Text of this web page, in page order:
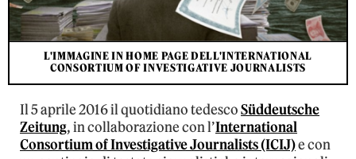
L'IMMAGINE IN HOME PAGE DELL'INTERNATIONAL
CONSORTIUM OF INVESTIGATIVE JOURNALISTS
Il 5 aprile 2016 il quotidiano tedescoSüddeutsche
Zeitung, in collaborazione con l’International
Consortium of Investigative Journalists (ICIJ)e con